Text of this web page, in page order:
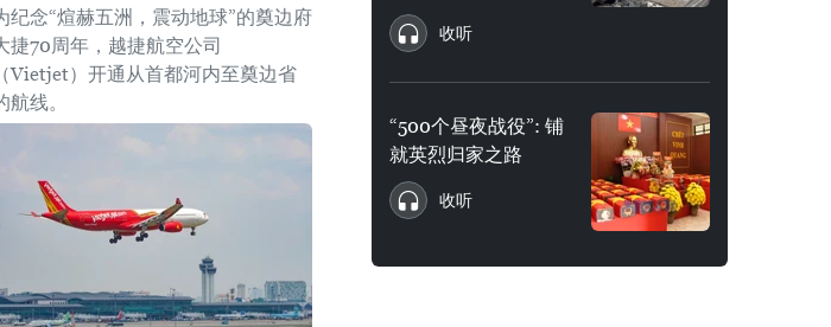
纪念“煊赫五洲，震动地球”的奠边府
捷70周年，越捷航空公司
（Vietjet）开通从首都河内至奠边省
航线。
收听
“500个昼夜战役”: 铺
就英烈归家之路
收听